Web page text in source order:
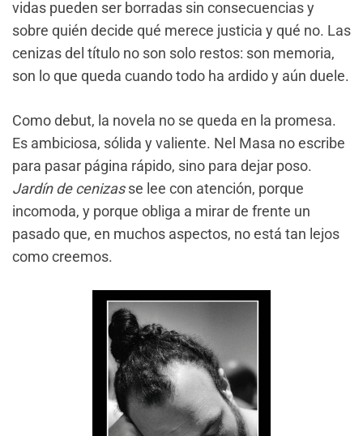
vidas pueden ser borradas sin consecuencias y
sobre quién decide qué merece justicia y qué no. Las
cenizas del título no son solo restos: son memoria,
son lo que queda cuando todo ha ardido y aún duele.
Como debut, la novela no se queda en la promesa.
Es ambiciosa, sólida y valiente. Nel Masa no escribe
para pasar página rápido, sino para dejar poso.
Jardín de cenizasse lee con atención, porque
incomoda, y porque obliga a mirar de frente un
pasado que, en muchos aspectos, no está tan lejos
como creemos.